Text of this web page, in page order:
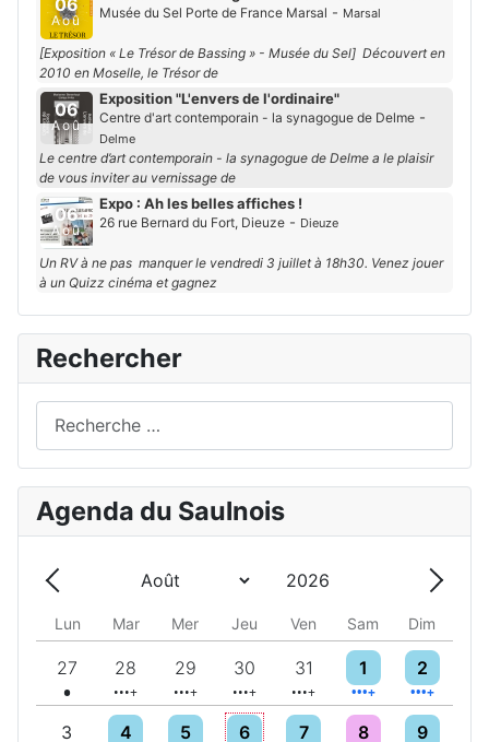
Aoû Musée du Sel Porte de France Marsal - Marsal
[Exposition « Le Trésor de Bassing » - Musée du Sel] Découvert en
2010 en Moselle, le Trésor de
06
Aoû
Exposition "L'envers de l'ordinaire"
Centre d'art contemporain - la synagogue de Delme -
Delme
Le centre d’art contemporain - la synagogue de Delme a le plaisir
de vous inviter au vernissage de
06
Aoû
Expo : Ah les belles affiches !
26 rue Bernard du Fort, Dieuze - Dieuze
Un RV à ne pas manquer le vendredi 3 juillet à 18h30. Venez jouer
à un Quizz cinéma et gagnez
Rechercher
Agenda du Saulnois
Précédent - Mois
Mois
Année
Lun Mar Mer Jeu Ven Sam Dim
27
Un évènement
28
5 évènements
29
5 évènements
30
6 évènements
31
10 évènements
1
9 évènements
2
6
3 4
5 évènements
5
4 évènements
6
4 évènements
7
7 évènements
8
10 évènements
9
6